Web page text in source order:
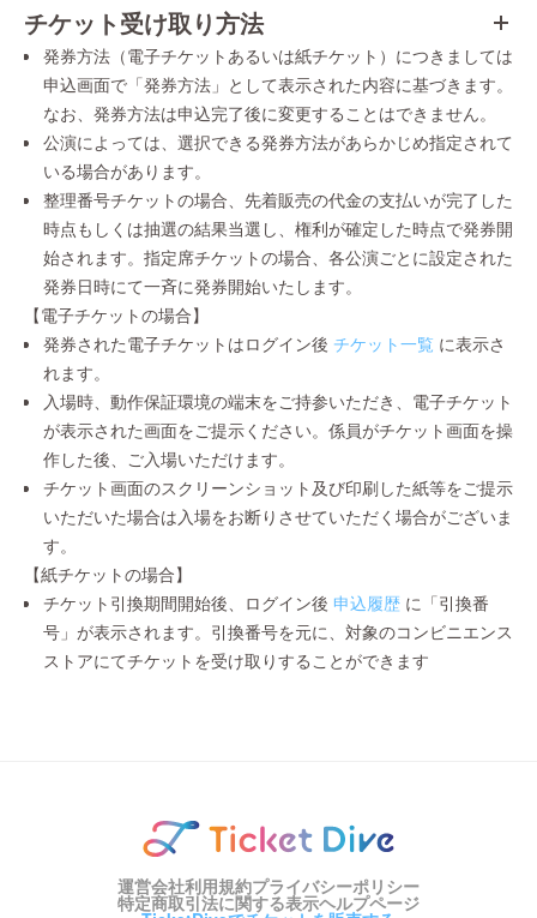
チケット受け取り方法
発券方法（電子チケットあるいは紙チケット）につきましては
申込画面で「発券方法」として表示された内容に基づきます。
なお、発券方法は申込完了後に変更することはできません。
公演によっては、選択できる発券方法があらかじめ指定されて
いる場合があります。
整理番号チケットの場合、先着販売の代金の支払いが完了した
時点もしくは抽選の結果当選し、権利が確定した時点で発券開
始されます。指定席チケットの場合、各公演ごとに設定された
発券日時にて一斉に発券開始いたします。
【電子チケットの場合】
発券された電子チケットはログイン後 チケット一覧 に表示さ
れます。
入場時、動作保証環境の端末をご持参いただき、電子チケット
が表示された画面をご提示ください。係員がチケット画面を操
作した後、ご入場いただけます。
チケット画面のスクリーンショット及び印刷した紙等をご提示
いただいた場合は入場をお断りさせていただく場合がございま
す。
【紙チケットの場合】
チケット引換期間開始後、ログイン後 申込履歴 に「引換番
号」が表示されます。引換番号を元に、対象のコンビニエンス
ストアにてチケットを受け取りすることができます
運営会社利用規約プライバシーポリシー
特定商取引法に関する表示ヘルプページ